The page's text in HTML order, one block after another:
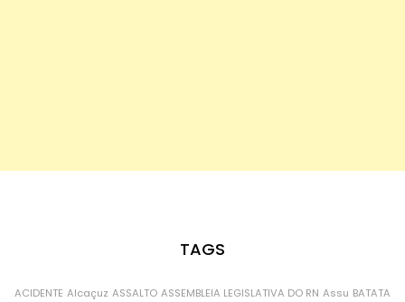
TAGS
ACIDENTE Alcaçuz ASSALTO ASSEMBLEIA LEGISLATIVA DO RN Assu BATATA